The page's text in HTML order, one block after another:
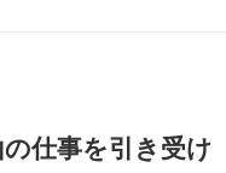
仕事を引き受け